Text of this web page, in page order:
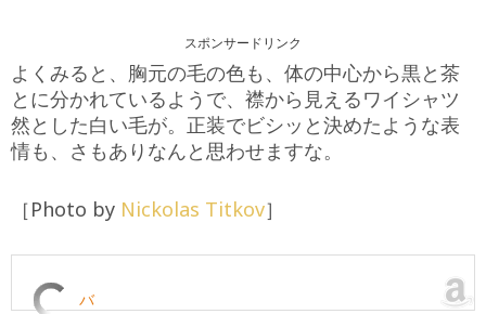
スポンサードリンク
よくみると、胸元の毛の色も、体の中心から黒と茶
とに分かれているようで、襟から見えるワイシャツ
然とした白い毛が。正装でビシッと決めたような表
情も、さもありなんと思わせますな。
［Photo by Nickolas Titkov］
バ